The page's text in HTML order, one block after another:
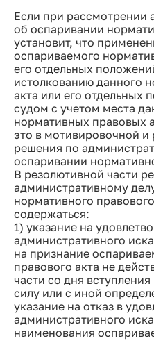
Если при рассмотрении
об оспаривании
установит, что
оспариваемого
его отдельных
истолкованию данного
акта или его
судом с учетом места
нормативных правовых
это в мотивировочной и
решения по
оспаривании
В резолютивной части
административному
нормативного
содержаться:
1) указание на
административного
на признание
правового акта не
части со дня
силу или с иной
указание на отказ в
административного
наименования